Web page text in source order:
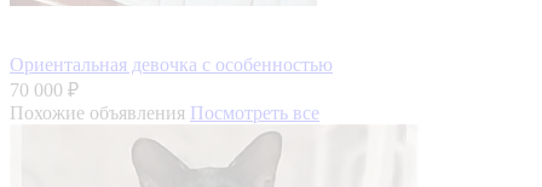
Ориентальная девочка с особенностью
70 000 ₽
Похожие объявления Посмотреть все